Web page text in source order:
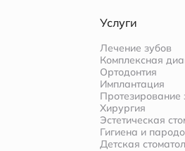
Услуги
Лечение зубов
Комплексная
Ортодонтия
Имплантация
Протезирование
Хирургия
Эстетическая
Гигиена и
Детская